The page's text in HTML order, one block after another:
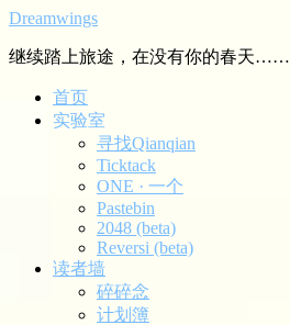
Dreamwings
继续踏上旅途，在没有你的春天……
首页
实验室
寻找Qianqian
Ticktack
ONE · 一个
Pastebin
2048 (beta)
Reversi (beta)
读者墙
碎碎念
计划簿